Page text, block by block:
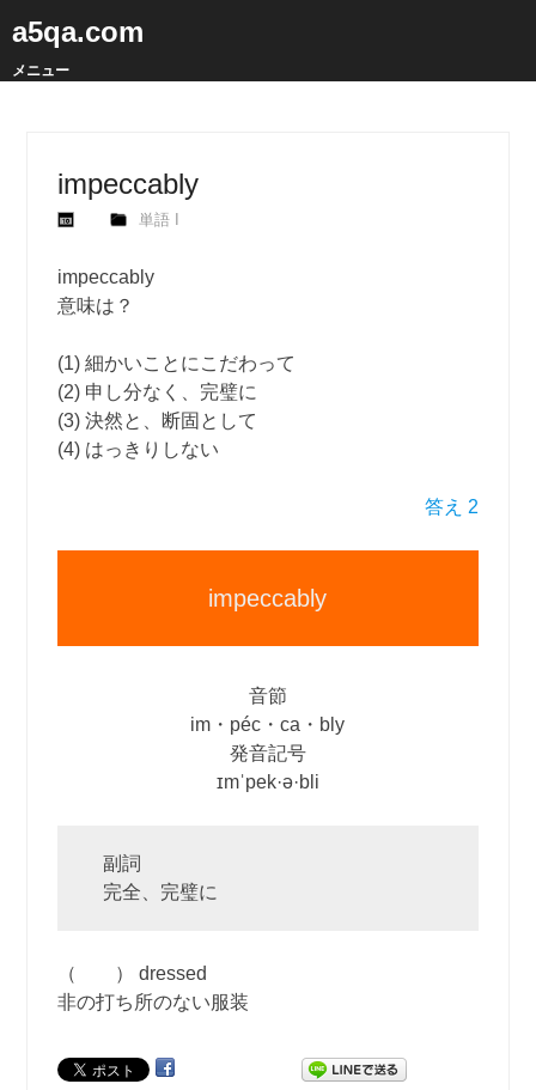
a5qa.com
メニュー
impeccably
単語 I
impeccably
意味は？
(1) 細かいことにこだわって
(2) 申し分なく、完璧に
(3) 決然と、断固として
(4) はっきりしない
答え 2
impeccably
音節
im・péc・ca・bly
発音記号
ɪmˈpek·ə·bli
副詞
完全、完璧に
（ ） dressed
非の打ち所のない服装